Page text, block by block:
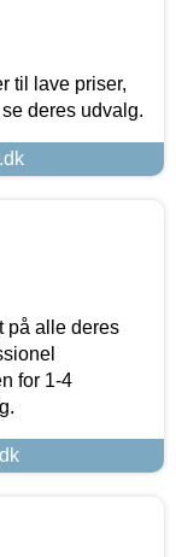
til lave priser,
deres udvalg.
på alle deres
for 1-4